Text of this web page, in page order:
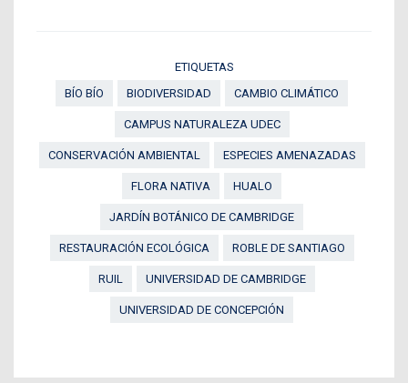
ETIQUETAS
BÍO BÍO
BIODIVERSIDAD CAMBIO CLIMÁTICO
CAMPUS NATURALEZA UDEC
CONSERVACIÓN AMBIENTAL ESPECIES AMENAZADAS
FLORA NATIVA HUALO
JARDÍN BOTÁNICO DE CAMBRIDGE
RESTAURACIÓN ECOLÓGICA ROBLE DE SANTIAGO
RUIL UNIVERSIDAD DE CAMBRIDGE
UNIVERSIDAD DE CONCEPCIÓN